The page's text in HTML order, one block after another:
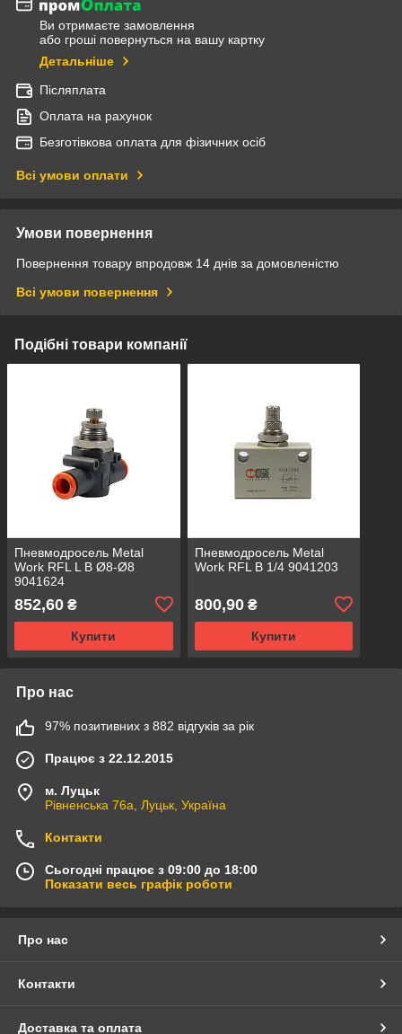
Ви отримаєте замовлення
або гроші повернуться на вашу картку
Детальніше
Післяплата
Оплата на рахунок
Безготівкова оплата для фізичних осіб
Всі умови оплати
Умови повернення
Повернення товару впродовж 14 днів за домовленістю
Всі умови повернення
Подібні товари компанії
Пневмодросель Metal
Work RFL L B Ø8-Ø8
9041624
852,60 ₴
Купити
Пневмодросель Metal
Work RFL B 1/4 9041203
800,90₴
Купити
Про нас
97% позитивних з 882 відгуків за рік
Працює з 22.12.2015
м. Луцьк
Рівненська 76а, Луцьк, Україна
Контакти
Сьогодні працює з 09:00 до 18:00
Показати весь графік роботи
Про нас
Контакти
Доставка та оплата